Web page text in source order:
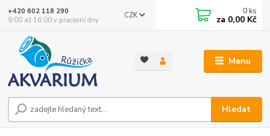
Menu
CZK
Hledat
+420 602 118 290
9:00 až 16:00 v pracovní dny
0 ks
za 0,00 Kč